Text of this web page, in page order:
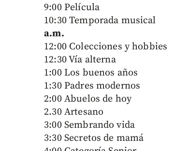
9:00 Película
10:30 Temporada musical
a.m.
12:00 Colecciones y hobbies
12:30 Vía alterna
1:00 Los buenos años
1:30 Padres modernos
2:00 Abuelos de hoy
2.30 Artesano
3:00 Sembrando vida
3:30 Secretos de mamá